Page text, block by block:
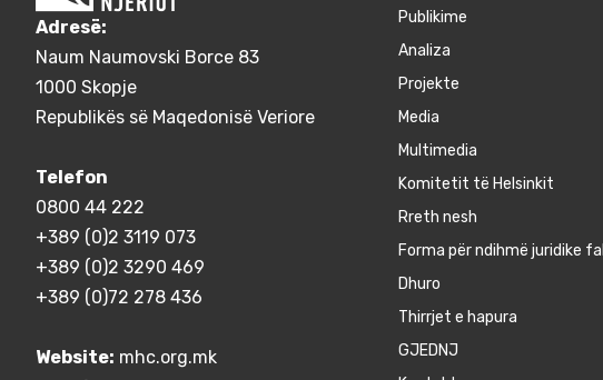
Adresë:
Naum Naumovski Borce 83
1000 Skopje
Republikës së Maqedonisë Veriore
Telefon
0800 44 222
+389 (0)2 3119 073
+389 (0)2 3290 469
+389 (0)72 278 436
Website: mhc.org.mk
Publikime
Аnaliza
Projekte
Media
Multimedia
Komitetit të Helsinkit
Rreth nesh
Forma për ndihmë juridike
Dhuro
Thirrjet e hapura
GJEDNJ